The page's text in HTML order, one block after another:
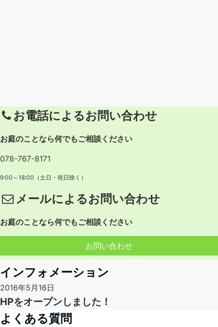
お電話によるお問い合わせ
お庭のことなら何でもご相談ください
078-767-8171
9:00～18:00（土日・祝日除く）
メールによるお問い合わせ
お庭のことなら何でもご相談ください
お問い合わせ
インフォメーション
2016年5月16日
HPをオープンしました！
よくある質問